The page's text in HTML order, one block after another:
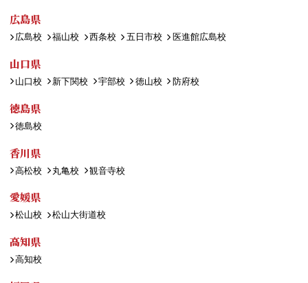
広島県
広島校 福山校 西条校 五日市校 医進館広島校
山口県
山口校 新下関校 宇部校 徳山校 防府校
徳島県
徳島校
香川県
高松校 丸亀校 観音寺校
愛媛県
松山校 松山大街道校
高知県
高知校